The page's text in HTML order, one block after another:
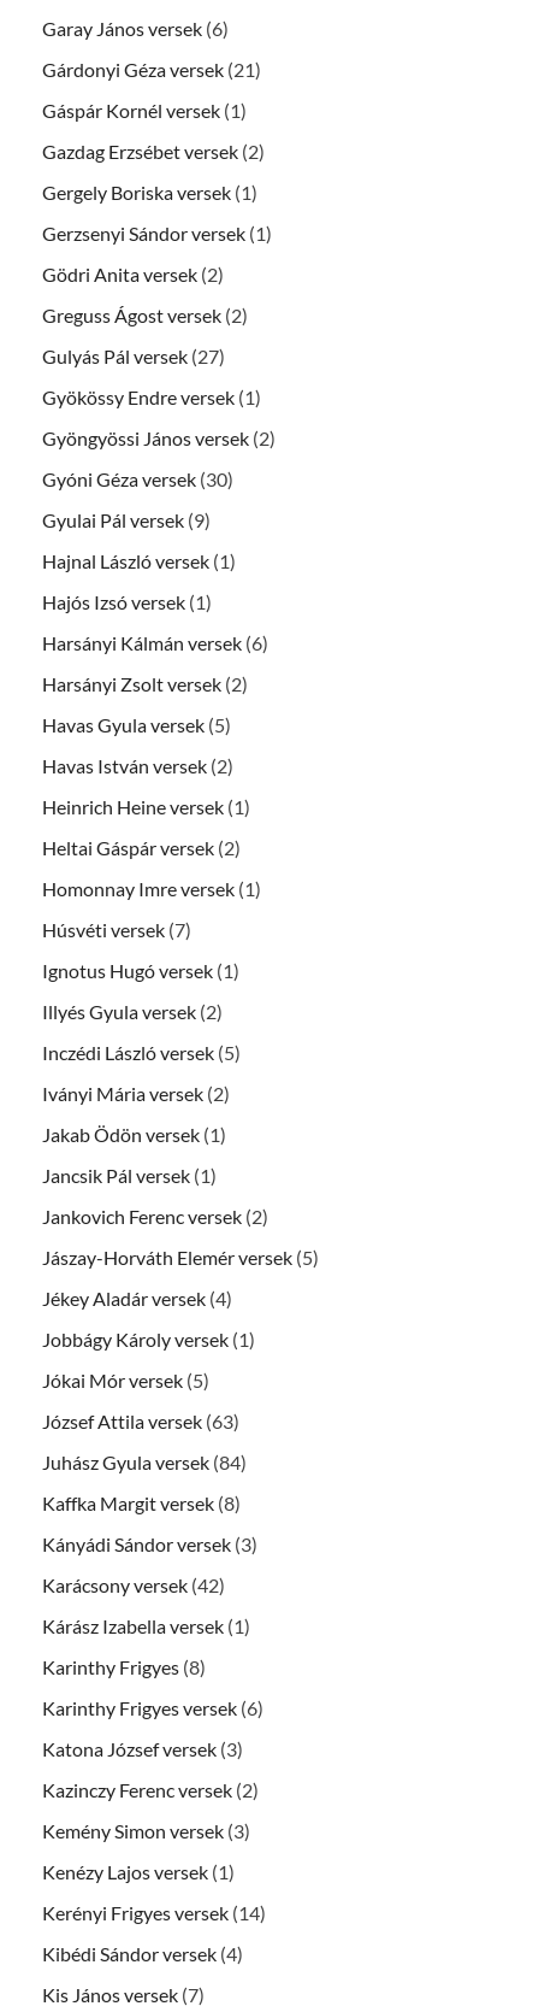
Garay János versek (6)
Gárdonyi Géza versek (21)
Gáspár Kornél versek (1)
Gazdag Erzsébet versek (2)
Gergely Boriska versek (1)
Gerzsenyi Sándor versek (1)
Gödri Anita versek (2)
Greguss Ágost versek (2)
Gulyás Pál versek (27)
Gyökössy Endre versek (1)
Gyöngyössi János versek (2)
Gyóni Géza versek (30)
Gyulai Pál versek (9)
Hajnal László versek (1)
Hajós Izsó versek (1)
Harsányi Kálmán versek (6)
Harsányi Zsolt versek (2)
Havas Gyula versek (5)
Havas István versek (2)
Heinrich Heine versek (1)
Heltai Gáspár versek (2)
Homonnay Imre versek (1)
Húsvéti versek (7)
Ignotus Hugó versek (1)
Illyés Gyula versek (2)
Inczédi László versek (5)
Iványi Mária versek (2)
Jakab Ödön versek (1)
Jancsik Pál versek (1)
Jankovich Ferenc versek (2)
Jászay-Horváth Elemér versek (5)
Jékey Aladár versek (4)
Jobbágy Károly versek (1)
Jókai Mór versek (5)
József Attila versek (63)
Juhász Gyula versek (84)
Kaffka Margit versek (8)
Kányádi Sándor versek (3)
Karácsony versek (42)
Kárász Izabella versek (1)
Karinthy Frigyes (8)
Karinthy Frigyes versek (6)
Katona József versek (3)
Kazinczy Ferenc versek (2)
Kemény Simon versek (3)
Kenézy Lajos versek (1)
Kerényi Frigyes versek (14)
Kibédi Sándor versek (4)
Kis János versek (7)